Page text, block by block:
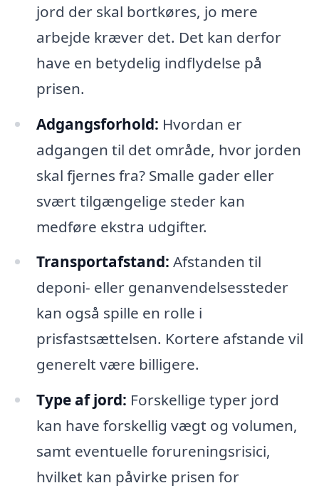
jord der skal bortkøres, jo mere
arbejde kræver det. Det kan derfor
have en betydelig indflydelse på
prisen.
Adgangsforhold: Hvordan er
adgangen til det område, hvor jorden
skal fjernes fra? Smalle gader eller
svært tilgængelige steder kan
medføre ekstra udgifter.
Transportafstand: Afstanden til
deponi- eller genanvendelsessteder
kan også spille en rolle i
prisfastsættelsen. Kortere afstande vil
generelt være billigere.
Type af jord: Forskellige typer jord
kan have forskellig vægt og volumen,
samt eventuelle forureningsrisici,
hvilket kan påvirke prisen for